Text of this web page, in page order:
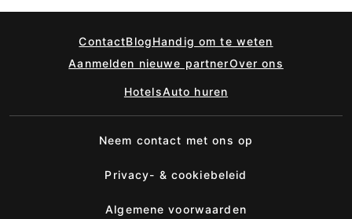
ContactBlogHandig om te weten
Aanmelden nieuwe partnerOver ons
HotelsAuto huren
Neem contact met ons op
Privacy- & cookiebeleid
Algemene voorwaarden